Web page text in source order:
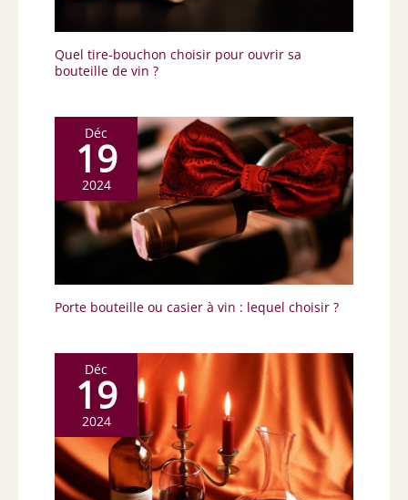
Quel tire-bouchon choisir pour ouvrir sa
bouteille de vin ?
Déc
19
2024
Porte bouteille ou casier à vin : lequel choisir ?
Déc
19
2024